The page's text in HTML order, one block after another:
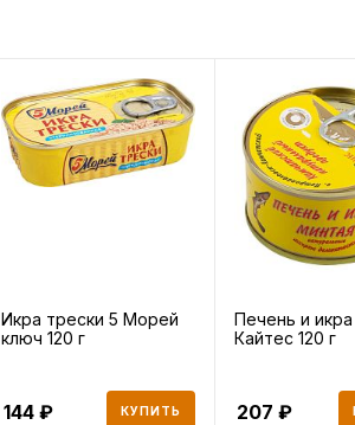
Икра трески 5 Морей
ключ 120 г
144 КУПИТЬ
Печень и
Кайтес 120 г
207